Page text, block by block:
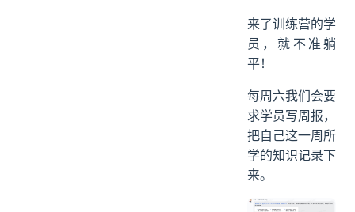
持续 1 小时。
周报监督学
员
来了训练营的学
员，就不准躺